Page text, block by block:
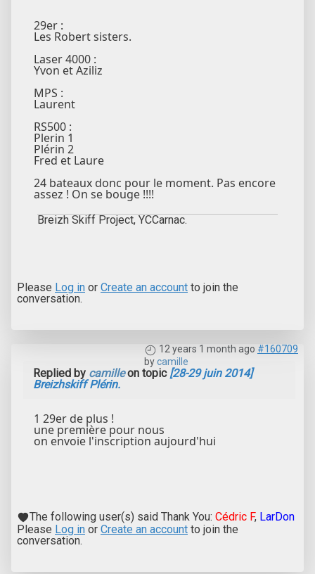
29er :
Les Robert sisters.
Laser 4000 :
Yvon et Aziliz
MPS :
Laurent
RS500 :
Plerin 1
Plérin 2
Fred et Laure
24 bateaux donc pour le moment. Pas encore
assez ! On se bouge !!!!
Breizh Skiff Project, YCCarnac.
Please Log in or Create an account to join the
conversation.
12 years 1 month ago #160709
bycamille
Replied by camilleon topic [28-29 juin 2014]
Breizhskiff Plérin.
1 29er de plus !
une première pour nous
on envoie l'inscription aujourd'hui
The following user(s) said Thank You: Cédric F, LarDon
Please Log in or Create an account to join the
conversation.